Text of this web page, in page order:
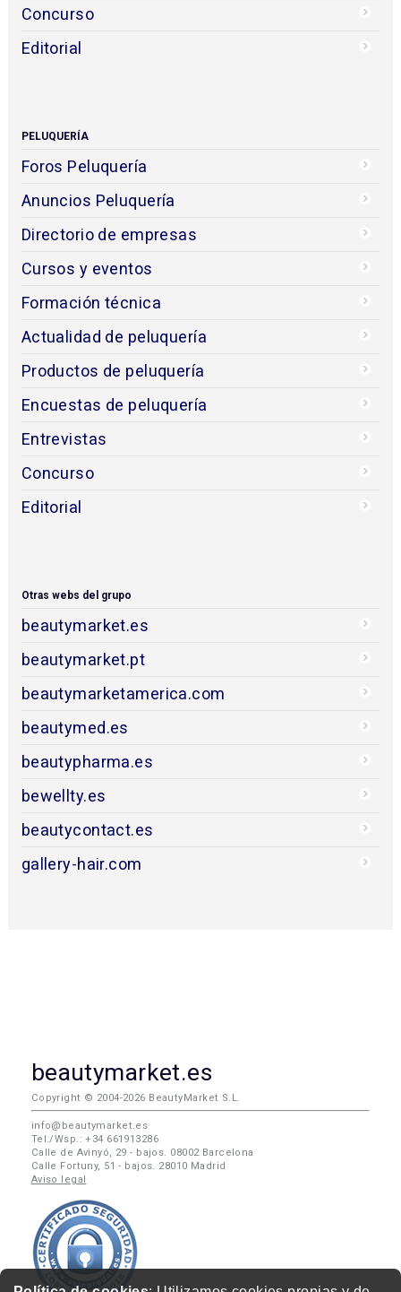
Concurso
Editorial
PELUQUERÍA
Foros Peluquería
Anuncios Peluquería
Directorio de empresas
Cursos y eventos
Formación técnica
Actualidad de peluquería
Productos de peluquería
Encuestas de peluquería
Entrevistas
Concurso
Editorial
Otras webs del grupo
beautymarket.es
beautymarket.pt
beautymarketamerica.com
beautymed.es
beautypharma.es
bewellty.es
beautycontact.es
gallery-hair.com
beautymarket.es
Copyright © 2004-2026 BeautyMarket S.L.
info@beautymarket.es
Tel./Wsp.: +34 661913286
Calle de Avinyó, 29 - bajos. 08002 Barcelona
Calle Fortuny, 51 - bajos. 28010 Madrid
Aviso legal